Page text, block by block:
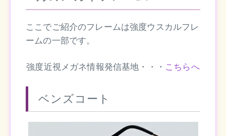
ここでご紹介のフレームは強度ウスカルフレ
ームの一部です。
強度近視メガネ情報発信基地・・・ こちらへ
ベンズコート